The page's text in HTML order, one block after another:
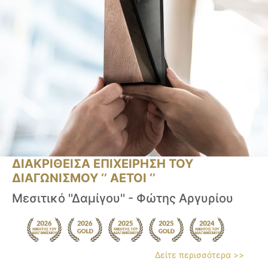
ΔΙΑΚΡΙΘΕΙΣΑ ΕΠΙΧΕΙΡΗΣΗ ΤΟΥ
ΔΙΑΓΩΝΙΣΜΟΥ ‘’ ΑΕΤΟΙ ‘’
Μεσιτικό ''Δαμίγου'' - Φώτης Αργυρίου
Δείτε περισσότερα >>